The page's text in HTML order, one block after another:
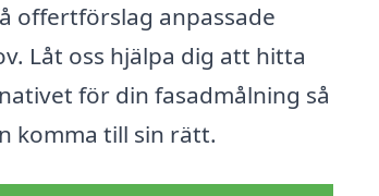
offertförslag anpassade
Låt oss hjälpa dig att hitta
för din fasadmålning så
komma till sin rätt.